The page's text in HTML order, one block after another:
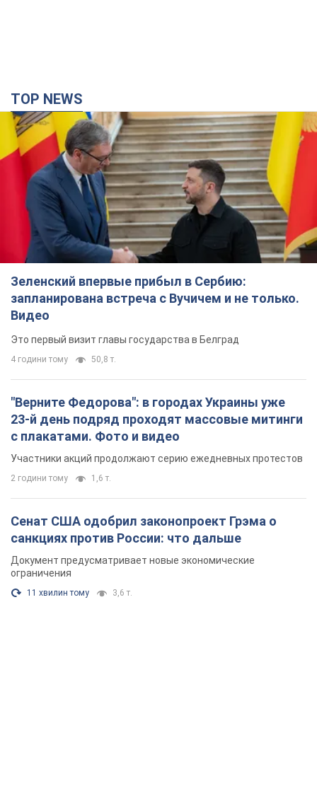
TOP NEWS
Зеленский впервые прибыл в Сербию:
запланирована встреча с Вучичем и не только.
Видео
Это первый визит главы государства в Белград
4 години тому 50,8 т.
"Верните Федорова": в городах Украины уже
23-й день подряд проходят массовые митинги
с плакатами. Фото и видео
Участники акций продолжают серию ежедневных протестов
2 години тому 1,6 т.
Сенат США одобрил законопроект Грэма о
санкциях против России: что дальше
Документ предусматривает новые экономические
ограничения
11 хвилин тому 3,6 т.